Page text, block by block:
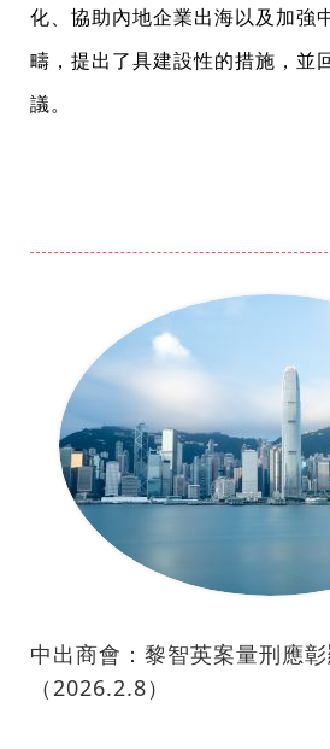
化、協助內地企業出海以及加強
疇，提出了具建設性的措施，並
議。
中出商會：黎智英案量刑應
（2026.2.8）